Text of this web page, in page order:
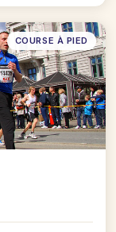
COURSE À PIED